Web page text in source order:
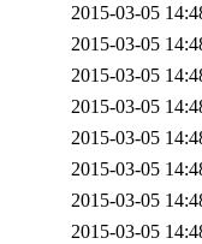
2015-03-05
2015-03-05
2015-03-05
2015-03-05
2015-03-05
2015-03-05
2015-03-05
2015-03-05